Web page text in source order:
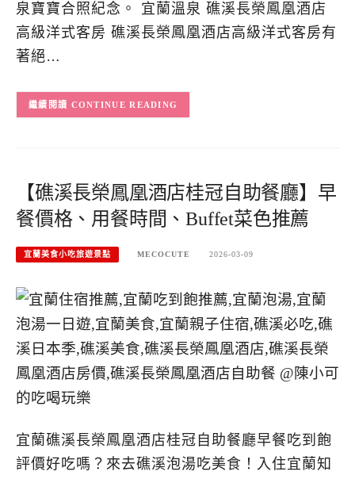
泉寶寶合照紀念。 宜蘭溫泉 礁溪長榮鳳凰酒店
高級洋式客房 礁溪長榮鳳凰酒店高級洋式客房有
著絕…
CONTINUE READING
【礁溪長榮鳳凰酒店桂冠自助餐廳】早
餐價格、用餐時間、Buffet菜色推薦
宜蘭美食小吃旅遊景點 MECOCUTE 2026-03-09
宜蘭礁溪長榮鳳凰酒店桂冠自助餐廳早餐吃到飽
評價好吃嗎？來去礁溪泡湯吃美食！入住宜蘭知